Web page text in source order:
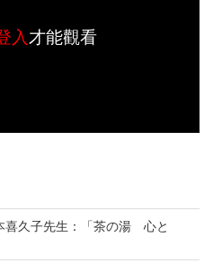
入才能觀看
久子先生：「茶の湯 心と